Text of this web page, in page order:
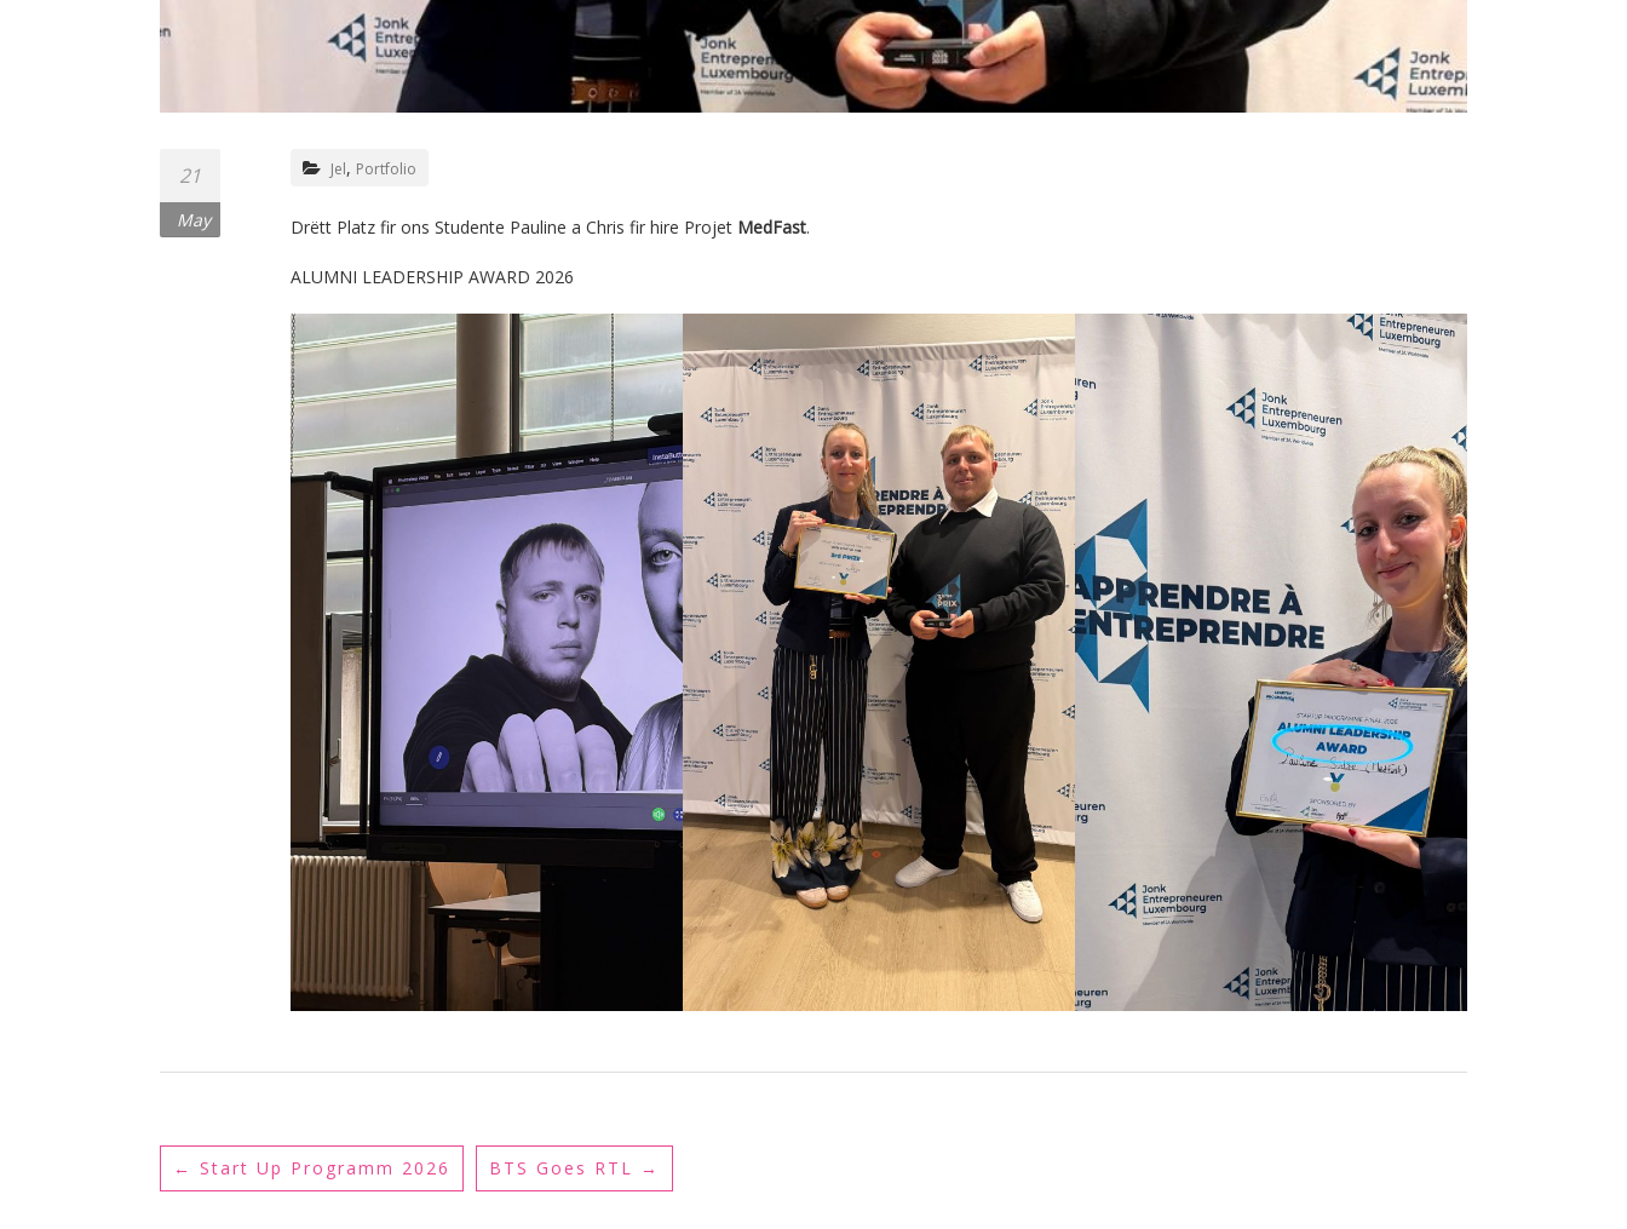
21
May
Jel, Portfolio
Drëtt Platz fir ons Studente Pauline a Chris fir hire Projet MedFast.
ALUMNI LEADERSHIP AWARD 2026
← Start Up Programm 2026 BTS Goes RTL →